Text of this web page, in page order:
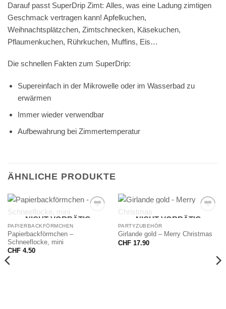
Darauf passt SuperDrip Zimt: Alles, was eine Ladung zimtigen
Geschmack vertragen kann! Apfelkuchen,
Weihnachtsplätzchen, Zimtschnecken, Käsekuchen,
Pflaumenkuchen, Rührkuchen, Muffins, Eis…
Die schnellen Fakten zum SuperDrip:
Supereinfach in der Mikrowelle oder im Wasserbad zu
erwärmen
Immer wieder verwendbar
Aufbewahrung bei Zimmertemperatur
ÄHNLICHE PRODUKTE
NICHT VORRÄTIG
PAPIERBACKFÖRMCHEN
Papierbackförmchen –
Schneeflocke, mini
CHF4.50
NICHT VORRÄTIG
PARTYZUBEHÖR
Girlande gold – Merry Christmas
CHF17.90